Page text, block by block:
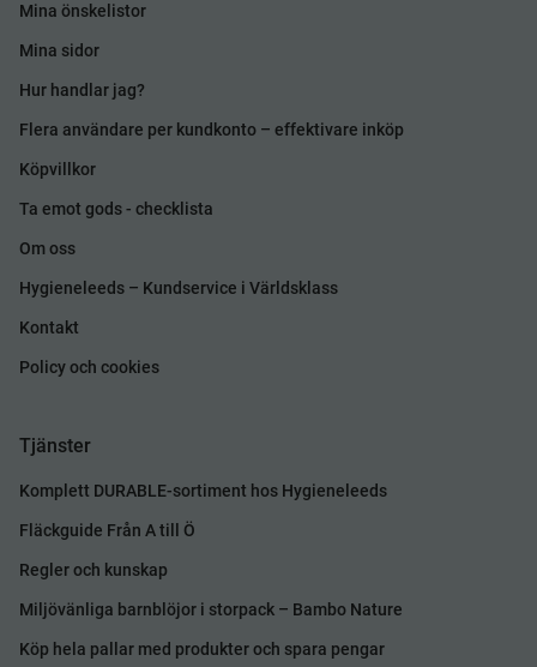
Mina önskelistor
Mina sidor
Hur handlar jag?
Flera användare per kundkonto – effektivare inköp
Köpvillkor
Ta emot gods - checklista
Om oss
Hygieneleeds – Kundservice i Världsklass
Kontakt
Policy och cookies
Tjänster
Komplett DURABLE-sortiment hos Hygieneleeds
Fläckguide Från A till Ö
Regler och kunskap
Miljövänliga barnblöjor i storpack – Bambo Nature
Köp hela pallar med produkter och spara pengar